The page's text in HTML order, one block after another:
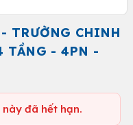
TRƯỜNG CHINH
TẦNG - 4PN -
đã hết hạn.